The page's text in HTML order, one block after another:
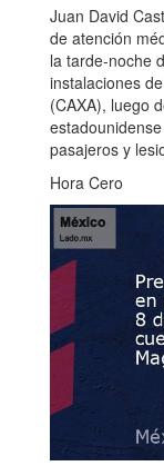
Juan David
de atención
la tarde-noche
instalaciones
(CAXA), luego
pasajeros y
Hora Cero